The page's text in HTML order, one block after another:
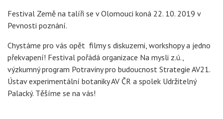
Festival Země na talíři se v Olomouci koná 22. 10. 2019 v
Pevnosti poznání.
Chystáme pro vás opět filmy s diskuzemi, workshopy a jedno
překvapení! Festival pořádá organizace Na mysli z.ú.,
výzkumný program Potraviny pro budoucnost Strategie AV21.
Ústav experimentální botaniky AV ČR a spolek Udržitelný
Palacký. Těšíme se na vás!